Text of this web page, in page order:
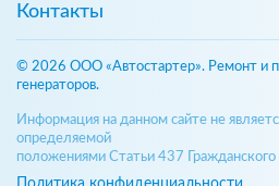
Контакты
© 2026 ООО «Автостартер». Ремонт и
генераторов.
Информация на данном сайте не
определяемой
положениями Статьи 437